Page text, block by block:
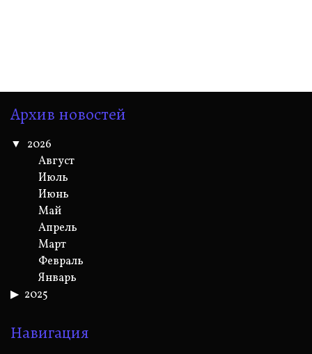
Архив новостей
2026
Август
Июль
Июнь
Май
Апрель
Март
Февраль
Январь
2025
Навигация